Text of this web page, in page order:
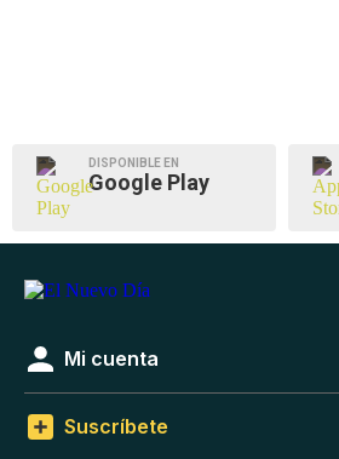
DISPONIBLE EN
Google Play
Mi cuenta
Suscríbete